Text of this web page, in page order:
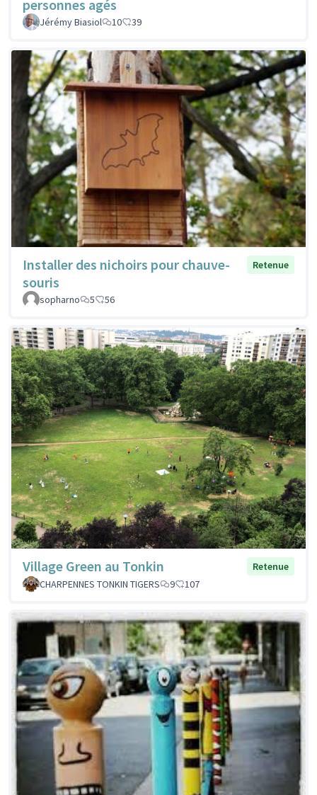
personnes agés
Jérémy Biasiol 10 39
Installer des nichoirs pour chauve-
souris
Retenue
sopharno 5 56
Village Green au Tonkin
Retenue
CHARPENNES TONKIN TIGERS
9 107